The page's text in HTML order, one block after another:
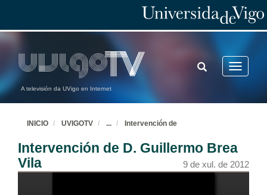
A televisión da UVigo en Internet
Toggle
TOGGLE
SEARCH
INICIO UVIGOTV ... Intervención de
Intervención de D. Guillermo Brea
Vila
9 de xul. de 2012